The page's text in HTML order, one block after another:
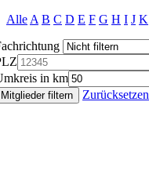
Alle A B C D E F G H I J K
in km
Zurücksetzen